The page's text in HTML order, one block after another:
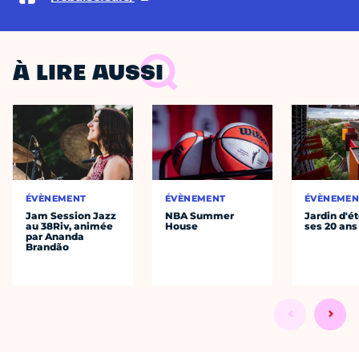
À LIRE AUSSI
ÉVÈNEMENT
Jam Session Jazz
au 38Riv, animée
par Ananda
Brandão
ÉVÈNEMENT
NBA Summer
House
Jardin
ses 20 ans